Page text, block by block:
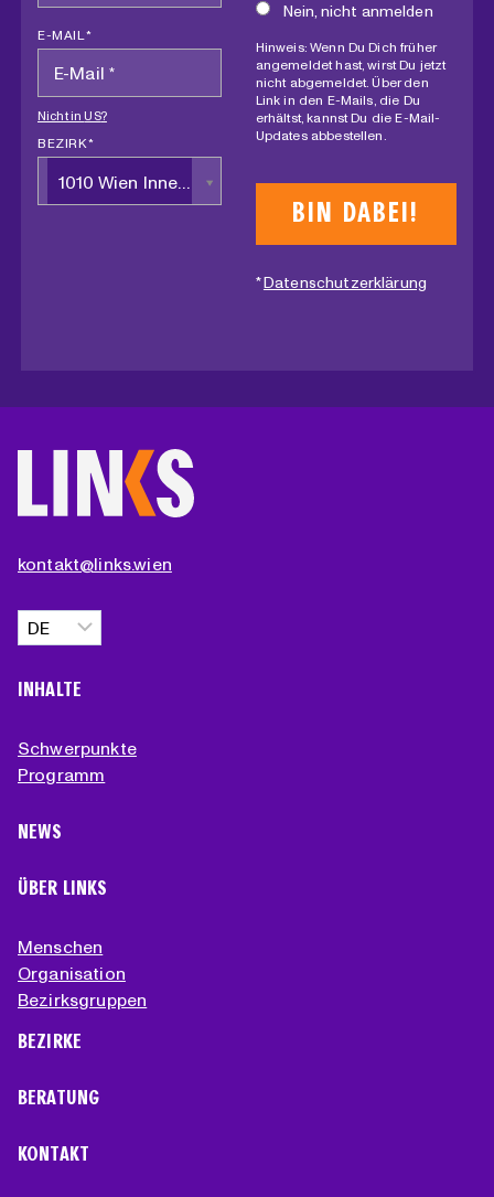
E-MAIL *
Nicht inUS?
BEZIRK *
1010 Wien Innere Stadt
Nein, nicht anmelden
Hinweis: Wenn Du Dich früher
angemeldet hast, wirst Du jetzt
nicht abgemeldet. Über den
Link in den E-Mails, die Du
erhältst, kannst Du die E-Mail-
Updates abbestellen.
*Datenschutzerklärung
kontakt@links.wien
Sprache
auswählen
INHALTE
Schwerpunkte
Programm
NEWS
ÜBER LINKS
Menschen
Organisation
Bezirksgruppen
BEZIRKE
BERATUNG
KONTAKT